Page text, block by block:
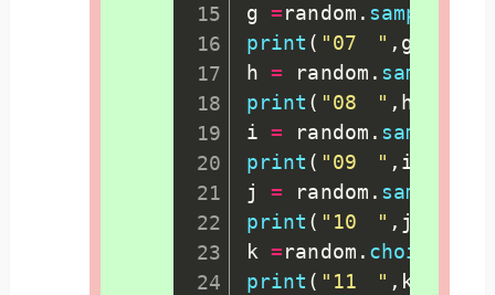
g =random . sample
print ( "07　" , g
h = random . sample
print ( "08　" , h
i = random . sample
print ( "09　" , i
j = random . sample
print ( "10　" , j
k =random . choices
print ( "11　" , k